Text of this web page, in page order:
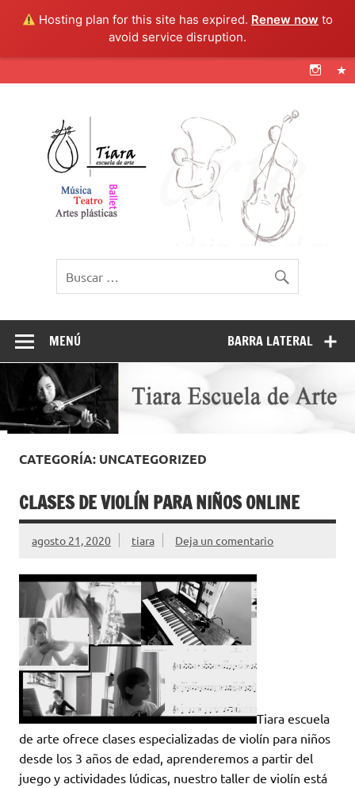
Hosting plan for this site has expired. Renew now to
avoid service disruption.
Tiara Escuela de
arte
@artetiara
BARRA LATERAL
MENÚ
CATEGORÍA: UNCATEGORIZED
CLASES DE VIOLÍN PARA NIÑOS ONLINE
agosto 21, 2020 tiara Deja un comentario
Tiara escuela
de arte ofrece clases especializadas de violín para niños
desde los 3 años de edad, aprenderemos a partir del
juego y actividades lúdicas, nuestro taller de violín está